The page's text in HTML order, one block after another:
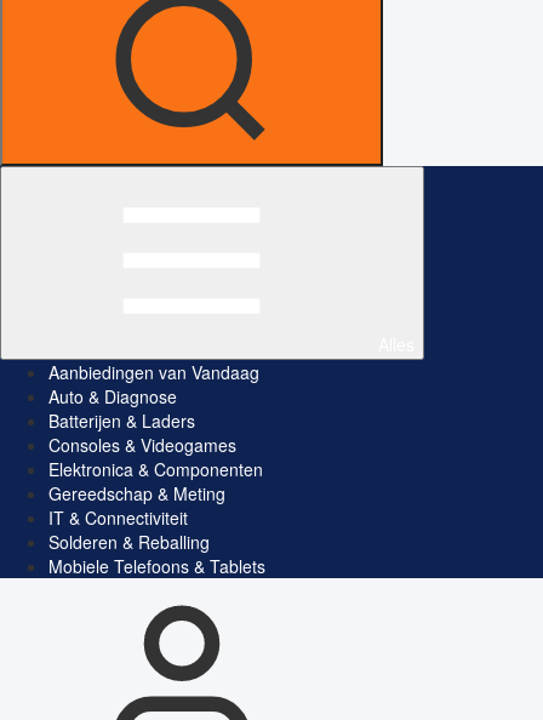
Aanbiedingen van Vandaag
Auto & Diagnose
Batterijen & Laders
Consoles & Videogames
Elektronica & Componenten
Gereedschap & Meting
IT & Connectiviteit
Solderen & Reballing
Mobiele Telefoons & Tablets